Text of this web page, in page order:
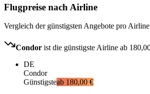
Flugpreise nach Airline
Vergleich der günstigsten Angebote pro Airline
Condor ist die günstigste Airline ab
DE
Condor
Günstigsteab 180,00 €